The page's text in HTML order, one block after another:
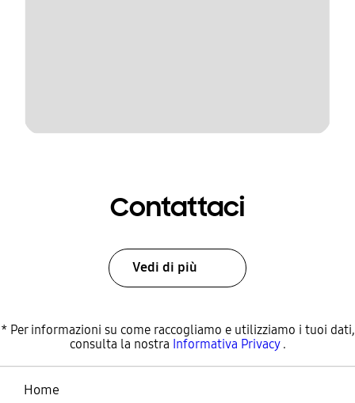
Contattaci
Vedi di più
* Per informazioni su come raccogliamo e utilizziamo i tuoi dati,
consulta la nostra Informativa Privacy.
Home